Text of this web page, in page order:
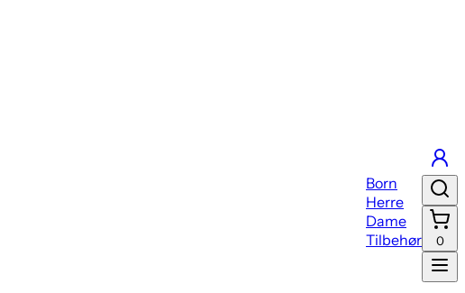
Born
Herre
Dame
Tilbehør
0